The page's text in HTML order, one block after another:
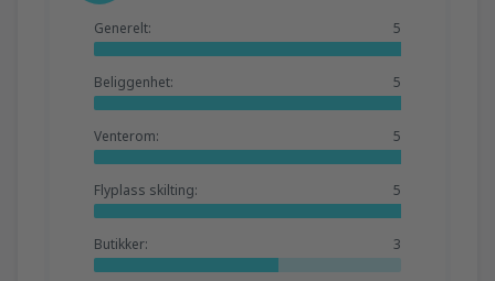
Generelt: 5
Beliggenhet: 5
Venterom: 5
Flyplass skilting: 5
Butikker: 3